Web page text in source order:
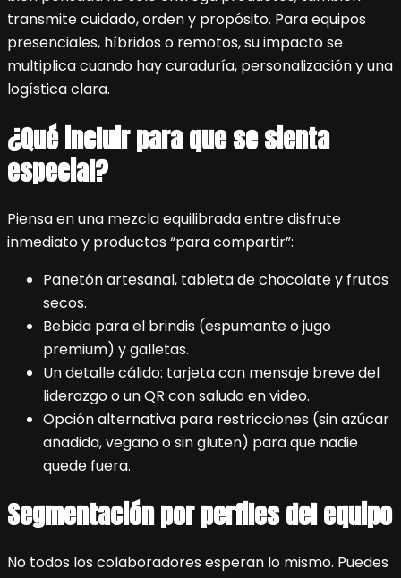
transmite cuidado, orden y propósito. Para equipos
presenciales, híbridos o remotos, su impacto se
multiplica cuando hay curaduría, personalización y una
logística clara.
¿Qué incluir para que se sienta
especial?
Piensa en una mezcla equilibrada entre disfrute
inmediato y productos “para compartir”:
Panetón artesanal, tableta de chocolate y frutos
secos.
Bebida para el brindis (espumante o jugo
premium) y galletas.
Un detalle cálido: tarjeta con mensaje breve del
liderazgo o un QR con saludo en video.
Opción alternativa para restricciones (sin azúcar
añadida, vegano o sin gluten) para que nadie
quede fuera.
Segmentación por perfiles del equipo
No todos los colaboradores esperan lo mismo. Puedes